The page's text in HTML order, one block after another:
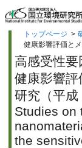
トップページ >
健康影響評価と
高感受性
健康影響
研究（平成
Studies on
the